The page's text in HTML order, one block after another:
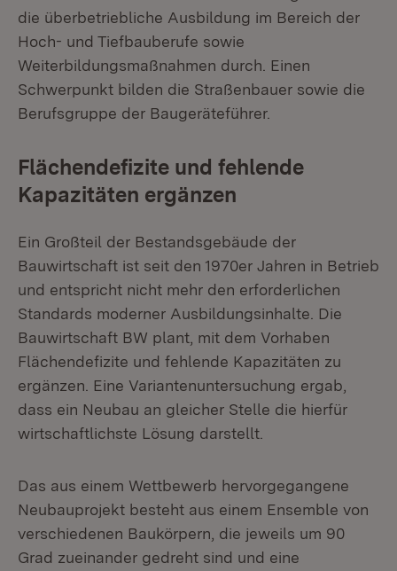
die überbetriebliche Ausbildung im Bereich der
Hoch- und Tiefbauberufe sowie
Weiterbildungsmaßnahmen durch. Einen
Schwerpunkt bilden die Straßenbauer sowie die
Berufsgruppe der Baugeräteführer.
Flächendefizite und fehlende
Kapazitäten ergänzen
Ein Großteil der Bestandsgebäude der
Bauwirtschaft ist seit den 1970er Jahren in Betrieb
und entspricht nicht mehr den erforderlichen
Standards moderner Ausbildungsinhalte. Die
Bauwirtschaft BW plant, mit dem Vorhaben
Flächendefizite und fehlende Kapazitäten zu
ergänzen. Eine Variantenuntersuchung ergab,
dass ein Neubau an gleicher Stelle die hierfür
wirtschaftlichste Lösung darstellt.
Das aus einem Wettbewerb hervorgegangene
Neubauprojekt besteht aus einem Ensemble von
verschiedenen Baukörpern, die jeweils um 90
Grad zueinander gedreht sind und eine